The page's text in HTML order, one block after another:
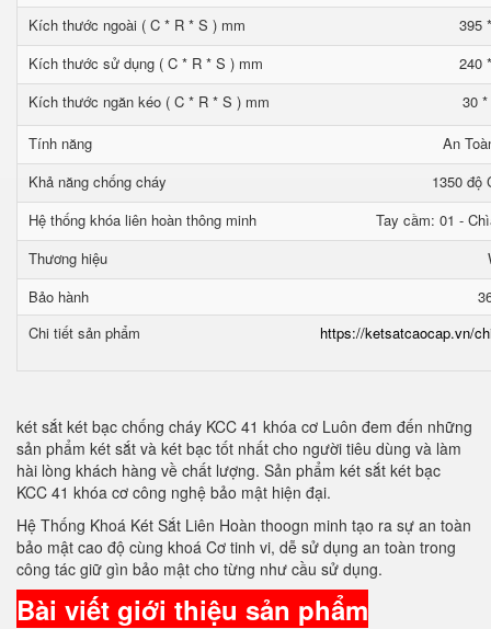
Kích thước ngoài ( C * R * S ) mm
395
Kích thước sử dụng ( C * R * S ) mm
240
Kích thước ngăn kéo ( C * R * S ) mm
30
Tính năng
An
Khả năng chống cháy
1350 độ
Hệ thống khóa liên hoàn thông minh
Tay cầm: 01 -
Thương hiệu
Bảo hành
Chi tiết sản phẩm
https://ketsatcaocap.vn/
két sắt két bạc chống cháy KCC 41 khóa cơ Luôn đem đến những
sản phẩm két sắt và két bạc tốt nhất cho người tiêu dùng và làm
hài lòng khách hàng về chất lượng. Sản phẩm két sắt két bạc
KCC 41 khóa cơ công nghệ bảo mật hiện đại.
Hệ Thống Khoá Két Sắt Liên Hoàn thoogn minh tạo ra sự an toàn
bảo mật cao độ cùng khoá Cơ tinh vi, dễ sử dụng an toàn trong
công tác giữ gìn bảo mật cho từng như cầu sử dụng.
Bài viết giới thiệu sản phẩm